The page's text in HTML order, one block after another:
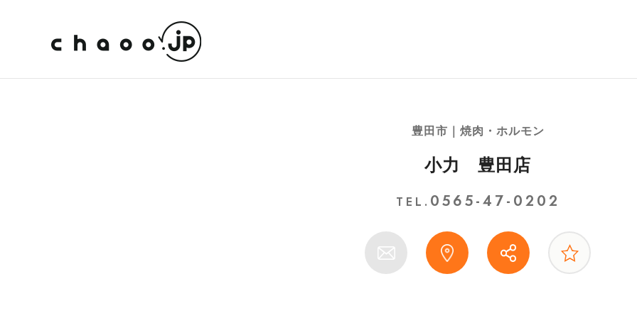
豊田市｜焼肉・ホルモン
小力 豊田店
TEL. 0565-47-0202